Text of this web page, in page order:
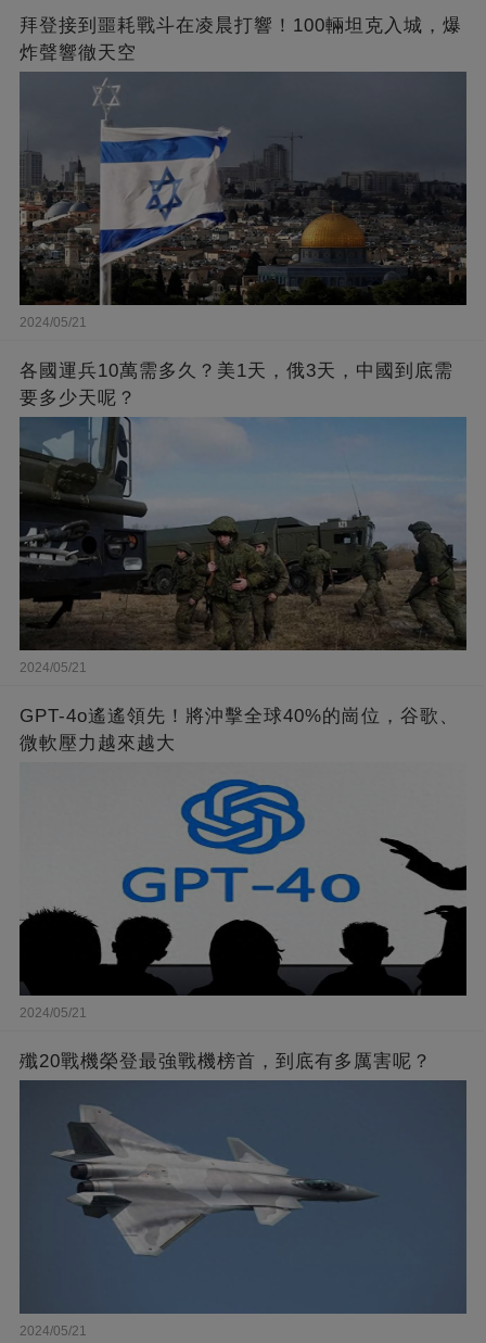
拜登接到噩耗戰斗在凌晨打響！100輛坦克入城，爆
炸聲響徹天空
2024/05/21
各國運兵10萬需多久？美1天，俄3天，中國到底需
要多少天呢？
2024/05/21
GPT-4o遙遙領先！將沖擊全球40%的崗位，谷歌、
微軟壓力越來越大
2024/05/21
殲20戰機榮登最強戰機榜首，到底有多厲害呢？
2024/05/21